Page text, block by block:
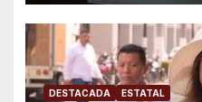
DESTACADA ESTATAL